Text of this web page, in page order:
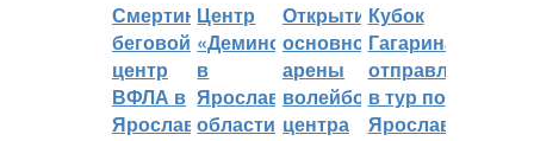
Смертин:
беговой
центр
ВФЛА в
Ярославле
Центр
«Демино»
в
Ярославской
области
Открытие
основной
арены
волейбольного
центра
Кубок
Гагарина
отправляется
в тур по
Ярославской